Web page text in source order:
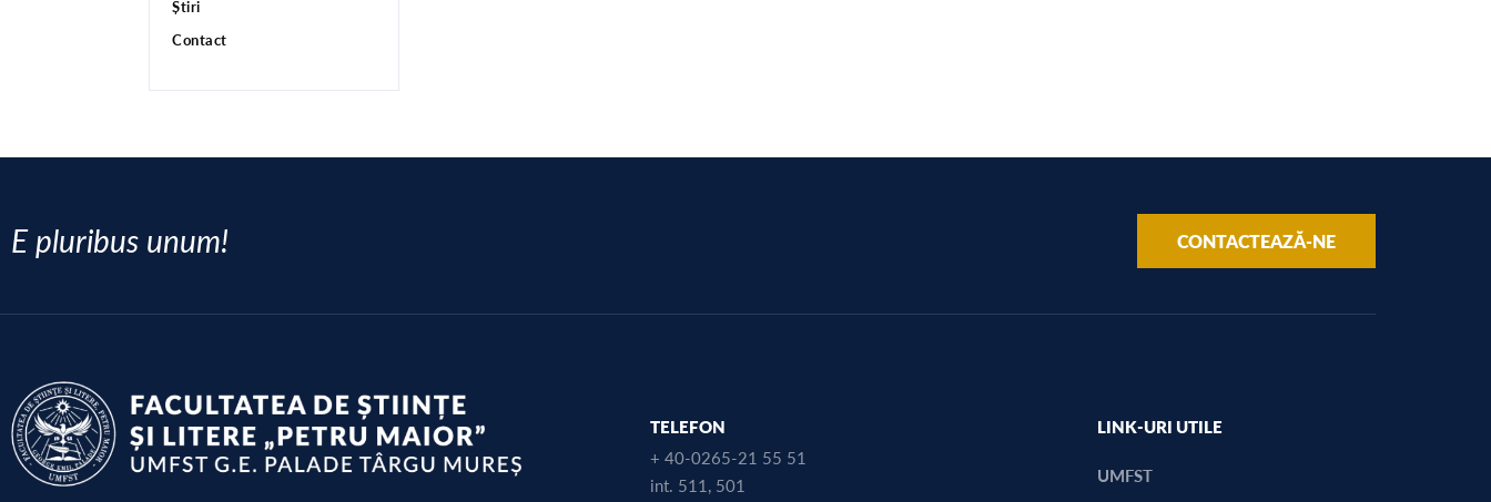
Știri
Contact
E pluribus unum! CONTACTEAZĂ-NE
TELEFON
+ 40-0265-21 55 51
int. 511, 501
LINK-URI UTILE
UMFST